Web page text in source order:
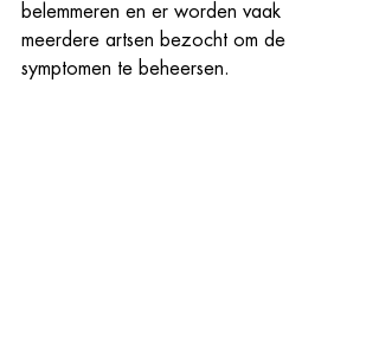
belemmeren en er worden vaak
meerdere artsen bezocht om de
symptomen te beheersen.